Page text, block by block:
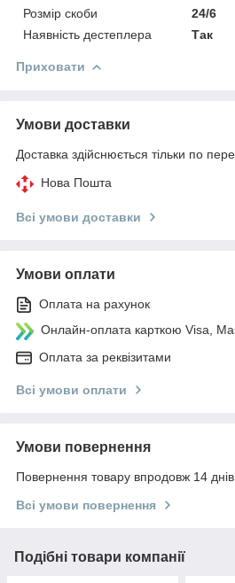
Розмір скоби
24/6
Наявність дестеплера
Так
Приховати
Умови доставки
Доставка здійснюється тільки по
Нова Пошта
Всі умови доставки
Умови оплати
Оплата на рахунок
Онлайн-оплата карткою Visa,
Оплата за реквізитами
Всі умови оплати
Умови повернення
Повернення товару впродовж 14
Всі умови повернення
Подібні товари компанії